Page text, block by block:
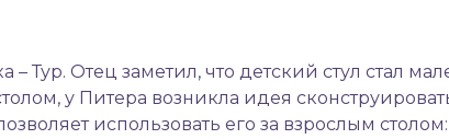
Тур. Отец заметил, что детский стул стал
у Питера возникла идея
использовать его за взрослым